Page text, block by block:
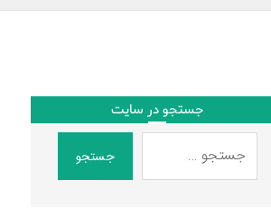
جستجو در سایت
جستجو